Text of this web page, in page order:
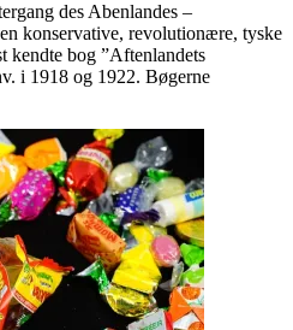
des Abenlandes –
konservative, revolutionære, tyske
kendte bog ”Aftenlandets
i 1918 og 1922. Bøgerne